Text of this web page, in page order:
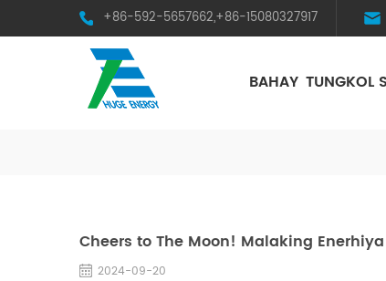
+86-592-5657662,+86-15080327917
BAHAY TUNGKOL
Cheers to The Moon! Malaking
2024-09-20